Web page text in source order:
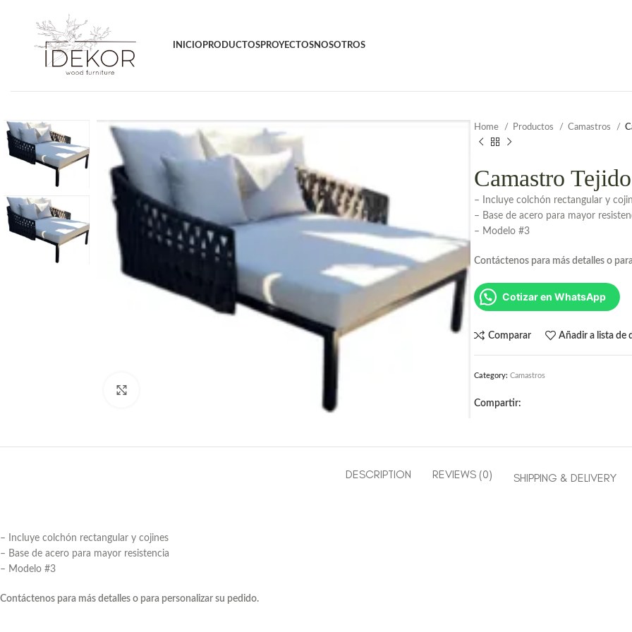
INICIO PRODUCTOSPROYECTOSNOSOTROS
Home Productos Camastros
Camastro
– Incluye colchón rectangular y
– Base de acero para mayor
– Modelo #3
Contáctenos para más detalles o
Cotizar en WhatsApp
Comparar Añadir a lista de
Category: Camastros
Compartir:
DESCRIPTION REVIEWS (0) SHIPPING & DELIVERY
– Incluye colchón rectangular y cojines
– Base de acero para mayor resistencia
– Modelo #3
Contáctenos para más detalles o para personalizar su pedido.